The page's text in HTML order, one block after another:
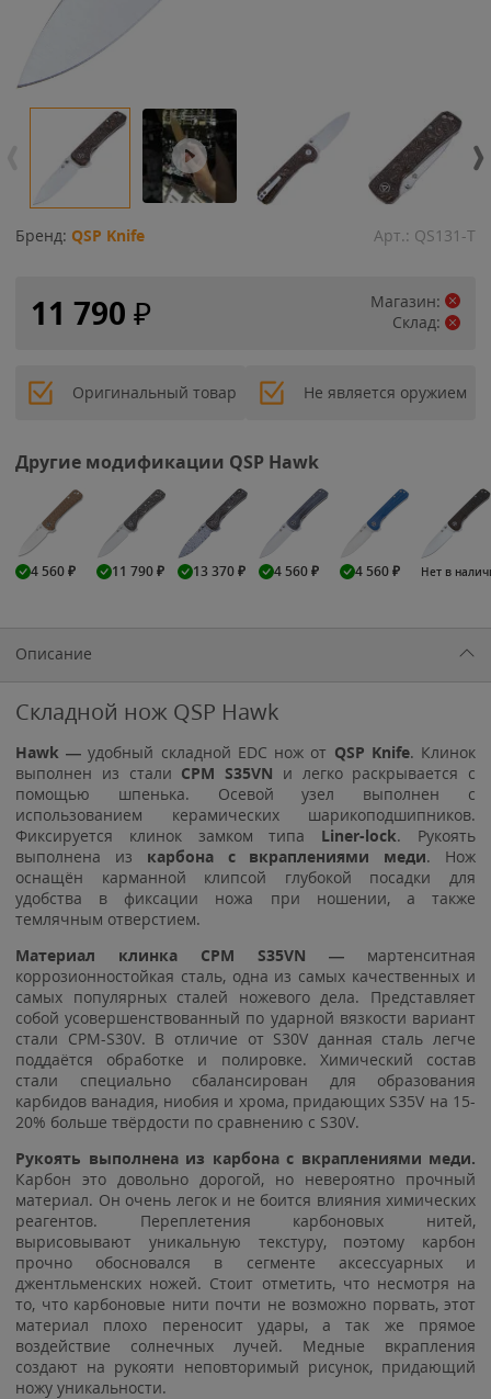
Бренд: QSP Knife Арт.: QS131-T
11 790 ₽
Магазин:
Склад:
Оригинальный товар Не является оружием
Другие модификации QSP Hawk
4 560₽ 11 790₽ 13 370₽ 4 560₽ 4 560₽ Нет в
Описание
Складной нож QSP Hawk
Hawk —удобный складной EDC нож от QSP Knife. Клинок
выполнен из стали CPM S35VN и легко раскрывается с
помощью шпенька. Осевой узел выполнен с
использованием керамических шарикоподшипников.
Фиксируется клинок замком типа Liner-lock. Рукоять
выполнена из карбона с вкраплениями меди. Нож
оснащён карманной клипсой глубокой посадки для
удобства в фиксации ножа при ношении, а также
темлячным отверстием.
Материал клинка CPM S35VN — мартенситная
коррозионностойкая сталь, одна из самых качественных и
самых популярных сталей ножевого дела. Представляет
собой усовершенствованный по ударной вязкости вариант
стали CPM-S30V. В отличие от S30V данная сталь легче
поддаётся обработке и полировке. Химический состав
стали специально сбалансирован для образования
карбидов ванадия, ниобия и хрома, придающих S35V на 15-
20% больше твёрдости по сравнению с S30V.
Рукоять выполнена из карбона с вкраплениями меди.
Карбон это довольно дорогой, но невероятно прочный
материал. Он очень легок и не боится влияния химических
реагентов. Переплетения карбоновых нитей,
вырисовывают уникальную текстуру, поэтому карбон
прочно обосновался в сегменте аксессуарных и
джентльменских ножей. Стоит отметить, что несмотря на
то, что карбоновые нити почти не возможно порвать, этот
материал плохо переносит удары, а так же прямое
воздействие солнечных лучей. Медные вкрапления
создают на рукояти неповторимый рисунок, придающий
ножу уникальности.